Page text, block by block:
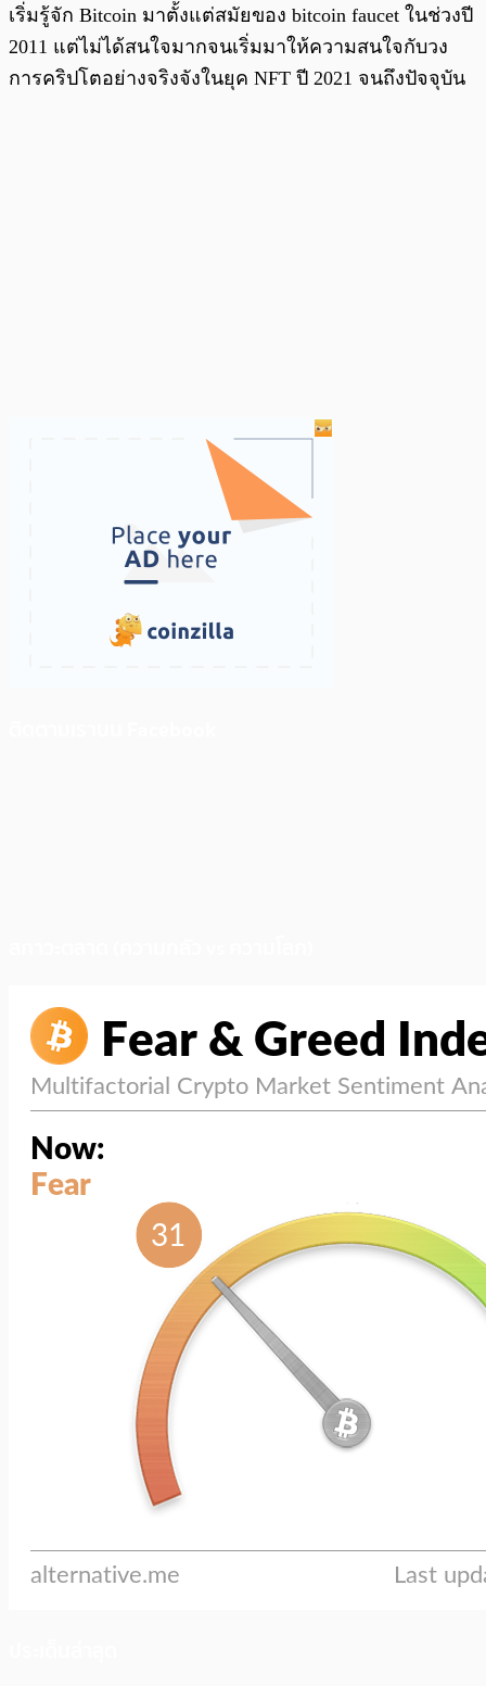
เริ่มรู้จัก Bitcoin มาตั้งแต่สมัยของ bitcoin faucet ในช่วงปี
2011 แต่ไม่ได้สนใจมากจนเริ่มมาให้ความสนใจกับวง
การคริปโตอย่างจริงจังในยุค NFT ปี 2021 จนถึงปัจจุบัน